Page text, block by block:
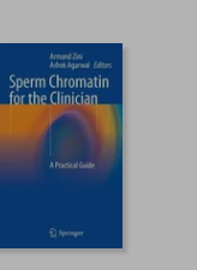
55%
dcto.